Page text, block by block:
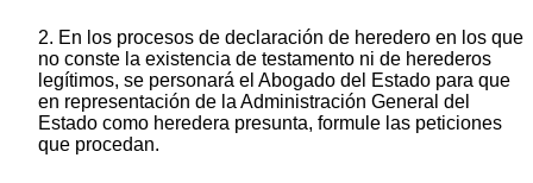
2. En los procesos de declaración de heredero en los que
no conste la existencia de testamento ni de herederos
legítimos, se personará el Abogado del Estado para que
en representación de la Administración General del
Estado como heredera presunta, formule las peticiones
que procedan.